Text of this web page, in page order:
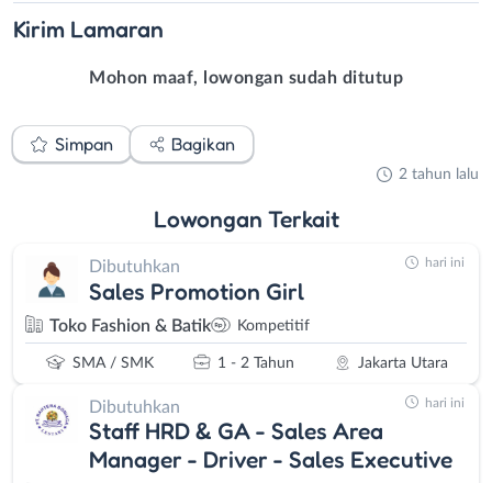
Kirim Lamaran
Mohon maaf, lowongan sudah ditutup
Simpan Bagikan
2 tahun lalu
Lowongan Terkait
Dibutuhkan
Sales Promotion Girl
Toko Fashion & Batik Kompetitif
SMA / SMK 1 - 2 Tahun Jakarta Utara
hari ini
Dibutuhkan
Staff HRD & GA - Sales Area
Manager - Driver - Sales Executive
hari ini